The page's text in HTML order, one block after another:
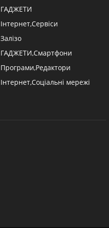
ГАДЖЕТИ
Інтернет,Сервіси
Залізо
ГАДЖЕТИ,Смартфони
Програми,Редактори
Інтернет,Соціальні мережі